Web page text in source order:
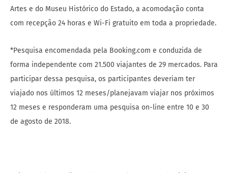
Artes e do Museu Histórico do Estado, a acomodação conta
com recepção 24 horas e Wi-Fi gratuito em toda a propriedade.
*Pesquisa encomendada pela Booking.com e conduzida de
forma independente com 21.500 viajantes de 29 mercados. Para
participar dessa pesquisa, os participantes deveriam ter
viajado nos últimos 12 meses/planejavam viajar nos próximos
12 meses e responderam uma pesquisa on-line entre 10 e 30
de agosto de 2018.